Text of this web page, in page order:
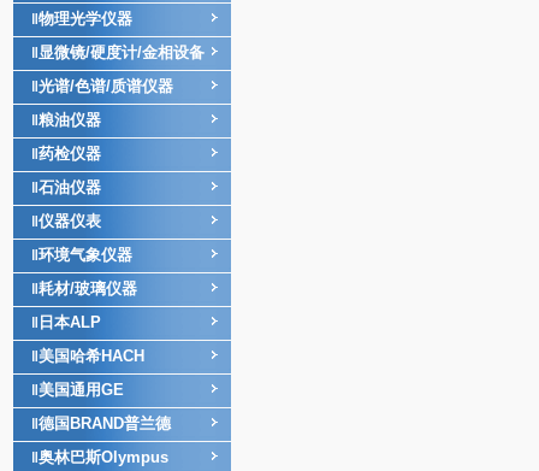
物理光学仪器
显微镜/硬度计/金相设备
光谱/色谱/质谱仪器
粮油仪器
药检仪器
石油仪器
仪器仪表
环境气象仪器
耗材/玻璃仪器
日本ALP
美国哈希HACH
美国通用GE
德国BRAND普兰德
奥林巴斯Olympus